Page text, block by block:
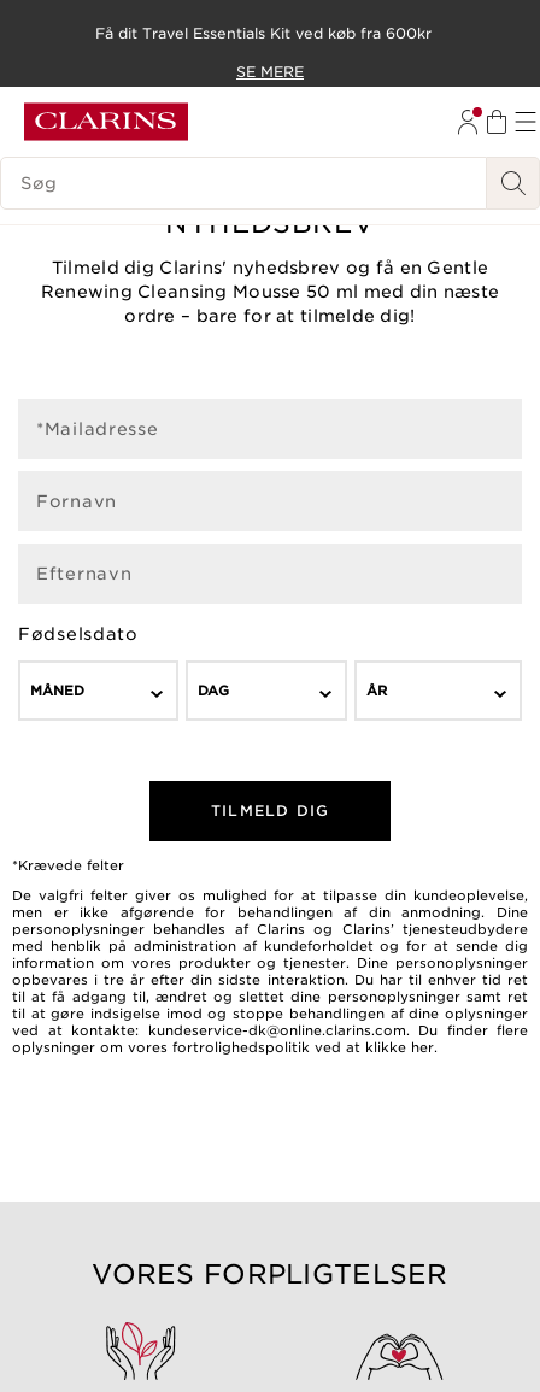
HOP TIL INDHOLD
GÅ TIL BUND
Få dit Travel Essentials Kit ved køb fra 600kr
SE MERE
SØGEVINDUE
NYHEDSBREV
Tilmeld dig Clarins' nyhedsbrev og få en Gentle
Renewing Cleansing Mousse 50 ml med din næste
ordre – bare for at tilmelde dig!
*Mailadresse
Fornavn
Efternavn
Fødselsdato
MÅNED DAG ÅR
TILMELD DIG
*Krævede felter
De valgfri felter giver os mulighed for at tilpasse din kundeoplevelse,
men er ikke afgørende for behandlingen af ​​din anmodning. Dine
personoplysninger behandles af Clarins og Clarins’ tjenesteudbydere
med henblik på administration af kundeforholdet og for at sende dig
information om vores produkter og tjenester. Dine personoplysninger
opbevares i tre år efter din sidste interaktion. Du har til enhver tid ret
til at få adgang til, ændret og slettet dine personoplysninger samt ret
til at gøre indsigelse imod og stoppe behandlingen af dine oplysninger
ved at kontakte: kundeservice-dk@online.clarins.com. Du finder flere
oplysninger om vores fortrolighedspolitik ved at klikke her.
VORES FORPLIGTELSER